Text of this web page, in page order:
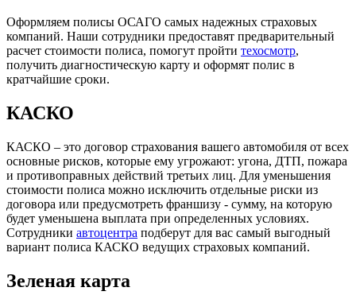
Оформляем полисы ОСАГО самых надежных страховых
компаний. Наши сотрудники предоставят предварительный
расчет стоимости полиса, помогут пройти техосмотр,
получить диагностическую карту и оформят полис в
кратчайшие сроки.
КАСКО
КАСКО – это договор страхования вашего автомобиля от всех
основные рисков, которые ему угрожают: угона, ДТП, пожара
и противоправных действий третьих лиц. Для уменьшения
стоимости полиса можно исключить отдельные риски из
договора или предусмотреть франшизу - сумму, на которую
будет уменьшена выплата при определенных условиях.
Сотрудники автоцентра подберут для вас самый выгодный
вариант полиса КАСКО ведущих страховых компаний.
Зеленая карта